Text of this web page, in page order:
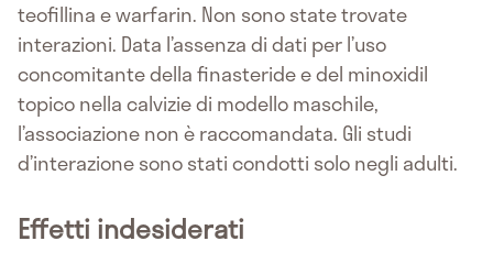
teofillina e warfarin. Non sono state trovate
interazioni. Data l’assenza di dati per l’uso
concomitante della finasteride e del minoxidil
topico nella calvizie di modello maschile,
l’associazione non è raccomandata. Gli studi
d’interazione sono stati condotti solo negli adulti.
Effetti indesiderati